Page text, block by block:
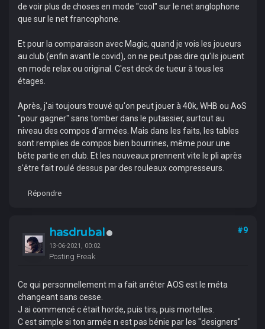
de voir plus de choses en mode "cool" sur le net anglophone
que sur le net francophone.
Et pour la comparaison avec Magic, quand je vois les joueurs
au club (enfin avant le covid), on ne peut pas dire qu'ils jouent
en mode relax ou original. C'est deck de tueur à tous les
étages.
Après, j'ai toujours trouvé qu'on peut jouer à 40k, WHB ou AoS
"pour gagner" sans tomber dans le putassier, surtout au
niveau des compos d'armées. Mais dans les faits, les tables
sont remplies de compos bien bourrines, même pour une
bête partie en club. Et les nouveaux prennent vite le pli après
s'être fait roulé dessus par des rouleaux compresseurs.
Répondre
hasdrubal
13-06-2021, 00:02
Posting Freak
#9
Ce qui personnellement m a fait arrêter AOS est le méta
changeant sans cesse.
J ai commencé c était horde, puis tirs, puis mortelles.
C est simple si ton armée n est pas bénie par les "designers"